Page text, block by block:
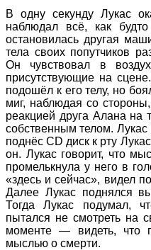
В одну секунду Лукас
наблюдал всё, как
остановилась другая
тела своих попутчиков
Он чувствовал в
присутствующие на
подошёл к его телу, но
миг, наблюдая со
реакцией друга Алана на
собственным телом.
поднёс CD диск к рту
он. Лукас говорит, что
промелькнула у него в
«здесь и сейчас», видел
Далее Лукас поднялся
Тогда Лукас подумал,
пытался не смотреть на
моменте — видеть, что
мыслью о смерти.